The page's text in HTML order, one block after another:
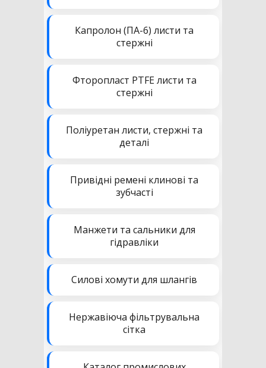
Капролон (ПА-6) листи та
стержні
Фторопласт PTFE листи та
стержні
Поліуретан листи, стержні та
деталі
Привідні ремені клинові та
зубчасті
Манжети та сальники для
гідравліки
Силові хомути для шлангів
Нержавіюча фільтрувальна
сітка